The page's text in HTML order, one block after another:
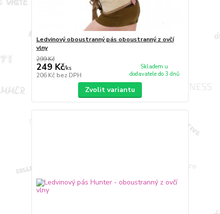
Ledvinový oboustranný pás oboustranný z ovčí
vlny
299 Kč
249 Kč/ks
206 Kč bez DPH
Skladem u
dodavatele do 3 dnů
Zvolit variantu